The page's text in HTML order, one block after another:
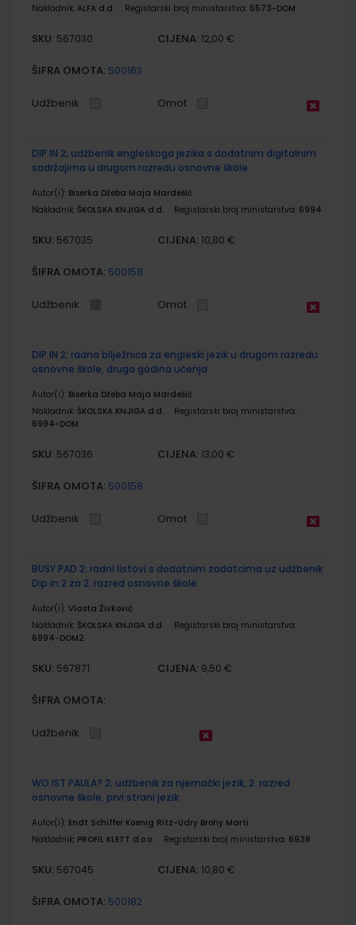
Nakladnik: ALFA d.d. Registarski broj ministarstva: 6573-DOM
SKU: 567030 CIJENA: 12,00 €
ŠIFRA OMOTA: 500163
Udžbenik Omot
DIP IN 2; udžbenik engleskoga jezika s dodatnim digitalnim
sadržajima u drugom razredu osnovne škole
Autor(i): Biserka Džeba Maja Mardešić
Nakladnik: ŠKOLSKA KNJIGA d.d. Registarski broj ministarstva: 6994
SKU: 567035 CIJENA: 10,80 €
ŠIFRA OMOTA: 500158
Udžbenik Omot
DIP IN 2; radna bilježnica za engleski jezik u drugom razredu
osnovne škole, druga godina učenja
Autor(i): Biserka Džeba Maja Mardešić
Nakladnik: ŠKOLSKA KNJIGA d.d.
Registarski broj ministarstva:
6994-DOM
SKU: 567036 CIJENA: 13,00 €
ŠIFRA OMOTA: 500158
Udžbenik Omot
BUSY PAD 2; radni listovi s dodatnim zadatcima uz udžbenik
Dip in 2 za 2. razred osnovne škole
Autor(i): Vlasta Živković
Nakladnik: ŠKOLSKA KNJIGA d.d.
Registarski broj ministarstva:
6994-DOM2
SKU: 567871 CIJENA: 9,50 €
ŠIFRA OMOTA:
Udžbenik
WO IST PAULA? 2; udžbenik za njemački jezik, 2. razred
osnovne škole, prvi strani jezik
Autor(i): Endt Schiffer Koenig Ritz-Udry Brohy Marti
Nakladnik: PROFIL KLETT d.o.o. Registarski broj ministarstva: 6938
SKU: 567045 CIJENA: 10,80 €
ŠIFRA OMOTA: 500182